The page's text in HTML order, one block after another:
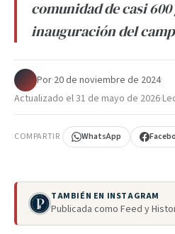
comunidad de casi
inauguración del
Por·20 de noviembre de 2024·
Actualizado el31 de mayo de 2026·
COMPARTIR WhatsApp
TAMBIÉN EN INSTAGRAM
Publicada como Feed y